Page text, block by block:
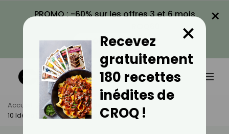
PROMO : -60% sur les offres 3 et 6 mois
VOIR LA PROMO
×
Accueil Actus
Recettes
10 Idées De Plats Végétariens Pour Noël
Recevez
gratuitement
180 recettes
inédites de
CROQ !
×